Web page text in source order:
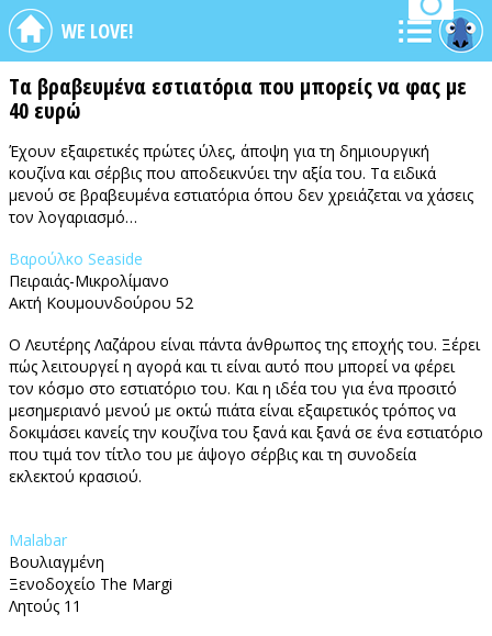
WE LOVE!
Tα βραβευμένα εστιατόρια που μπορείς να φας με
40 ευρώ
Έχουν εξαιρετικές πρώτες ύλες, άποψη για τη δημιουργική
κουζίνα και σέρβις που αποδεικνύει την αξία του. Τα ειδικά
μενού σε βραβευμένα εστιατόρια όπου δεν χρειάζεται να χάσεις
τον λογαριασμό…
Βαρούλκο Seaside
Πειραιάς-Μικρολίμανο
Ακτή Κουμουνδούρου 52
Ο Λευτέρης Λαζάρου είναι πάντα άνθρωπος της εποχής του. Ξέρει
πώς λειτουργεί η αγορά και τι είναι αυτό που μπορεί να φέρει
τον κόσμο στο εστιατόριο του. Και η ιδέα του για ένα προσιτό
μεσημεριανό μενού με οκτώ πιάτα είναι εξαιρετικός τρόπος να
δοκιμάσει κανείς την κουζίνα του ξανά και ξανά σε ένα εστιατόριο
που τιμά τον τίτλο του με άψογο σέρβις και τη συνοδεία
εκλεκτού κρασιού.
Malabar
Βουλιαγμένη
Ξενοδοχείο The Margi
Λητούς 11